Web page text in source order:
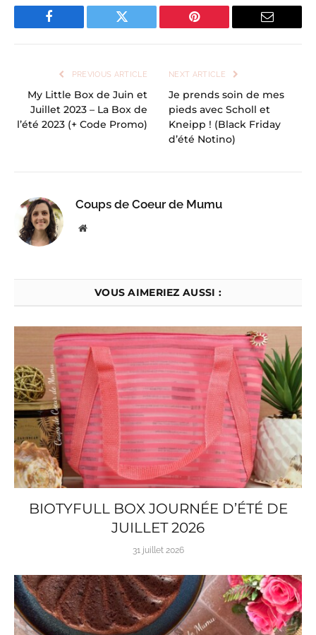
Facebook Twitter Pinterest Email
PREVIOUS ARTICLE
My Little Box de Juin et
Juillet 2023 – La Box de
l’été 2023 (+ Code Promo)
NEXT ARTICLE
Je prends soin de mes
pieds avec Scholl et
Kneipp ! (Black Friday
d’été Notino)
Coups de Coeur de Mumu
Website
VOUS AIMERIEZ AUSSI :
BIOTYFULL BOX JOURNÉE D’ÉTÉ DE
JUILLET 2026
31 juillet 2026